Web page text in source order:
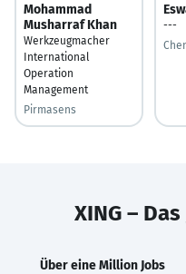
Mohammad
Musharraf Khan
Werkzeugmacher
International
Operation
Management
Pirmasens
---
XING –
Über eine Million Jobs